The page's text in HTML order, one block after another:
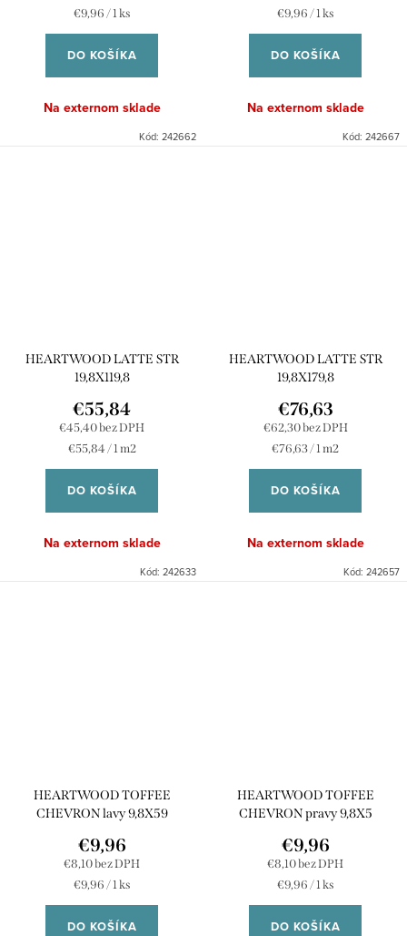
Jednotková
€9,96 / 1 ks
DO KOŠÍKA
Na externom sklade
Kód: 242662
Jednotková
€9,96 / 1 ks
DO KOŠÍKA
Na externom sklade
Kód: 242667
HEARTWOOD LATTE STR
19,8X119,8
€45,40 bez DPH
€55,84
Jednotková
cena:
€55,84 / 1 m2
DO KOŠÍKA
Na externom sklade
Kód: 242633
HEARTWOOD LATTE STR
19,8X179,8
€62,30 bez DPH
€76,63
Jednotková
cena:
€76,63 / 1 m2
DO KOŠÍKA
Na externom sklade
Kód: 242657
HEARTWOOD TOFFEE
CHEVRON lavy 9,8X59
€8,10 bez DPH
€9,96
Jednotková
€9,96 / 1 ks
DO KOŠÍKA
HEARTWOOD TOFFEE
CHEVRON pravy 9,8X5
€8,10 bez DPH
€9,96
Jednotková
€9,96 / 1 ks
DO KOŠÍKA